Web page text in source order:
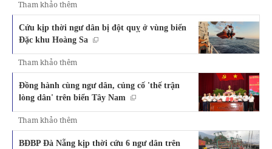
Tham khảo thêm
Cứu kịp thời ngư dân bị đột quỵ ở vùng biển
Đặc khu Hoàng Sa
Tham khảo thêm
Đồng hành cùng ngư dân, củng cố 'thế trận
lòng dân' trên biển Tây Nam
Tham khảo thêm
BĐBP Đà Nẵng kịp thời cứu 6 ngư dân trên